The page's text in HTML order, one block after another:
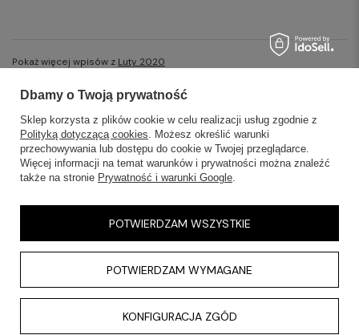
Pokaż więcej wpisów z Luty 2020
SKLEPY STACJONARNE
Dbamy o Twoją prywatność
Sklep korzysta z plików cookie w celu realizacji usług zgodnie z
Polityką dotyczącą cookies. Możesz określić warunki
przechowywania lub dostępu do cookie w Twojej przeglądarce.
Więcej informacji na temat warunków i prywatności można znaleźć
także na stronie Prywatność i warunki Google.
POTWIERDZAM WYMAGANE
KONFIGURACJA ZGÓD
POTWIERDZAM WSZYSTKIE